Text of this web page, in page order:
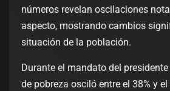
números revelan oscilaciones
aspecto, mostrando cambios
situación de la población.
Durante el mandato del
de pobreza osciló entre el 38% y